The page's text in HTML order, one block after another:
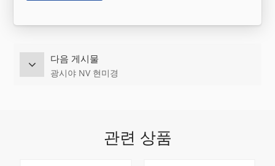
다음 게시물
광시야 NV 현미경
관련 상품